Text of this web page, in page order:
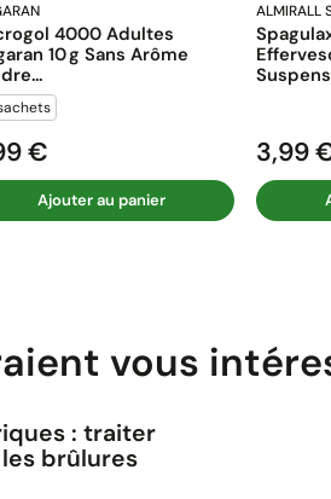
4000 Adultes
10 G Sans Arôme
€
Ajouter au panier
ALMIRALL
Prix
3,99
vous
: traiter
brûlures